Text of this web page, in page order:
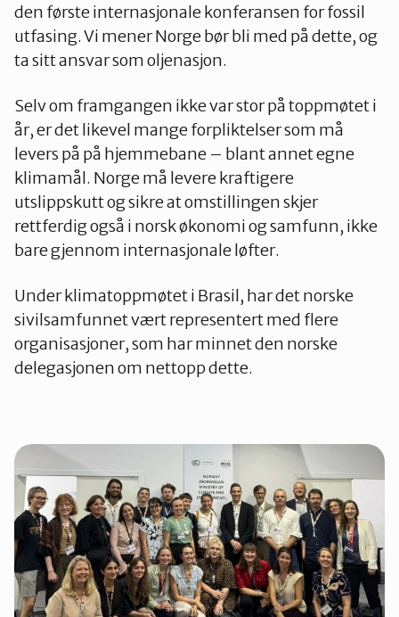
den første internasjonale konferansen for fossil
utfasing. Vi mener Norge bør bli med på dette, og
ta sitt ansvar som oljenasjon.
Selv om framgangen ikke var stor på toppmøtet i
år, er det likevel mange forpliktelser som må
levers på på hjemmebane – blant annet egne
klimamål. Norge må levere kraftigere
utslippskutt og sikre at omstillingen skjer
rettferdig også i norsk økonomi og samfunn, ikke
bare gjennom internasjonale løfter.
Under klimatoppmøtet i Brasil, har det norske
sivilsamfunnet vært representert med flere
organisasjoner, som har minnet den norske
delegasjonen om nettopp dette.